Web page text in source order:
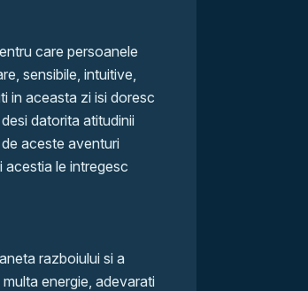
care persoanele
sensibile, intuitive,
in aceasta zi isi doresc
datorita atitudinii
aceste aventuri
acestia le intregesc
razboiului si a
energie, adevarati